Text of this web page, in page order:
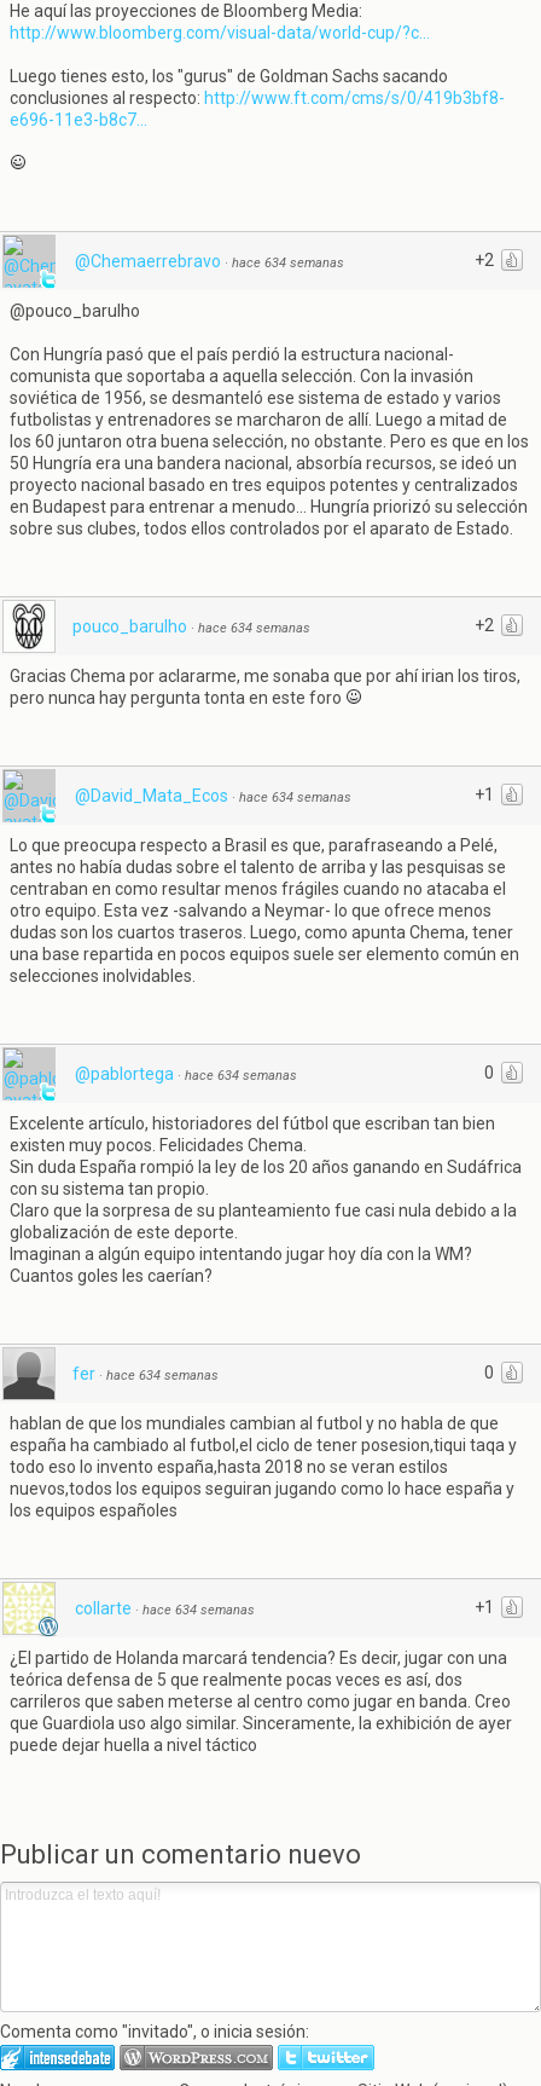
He aquí las proyecciones de Bloomberg Media:
http://www.bloomberg.com/visual-data/world-cup/?c...
Luego tienes esto, los "gurus" de Goldman Sachs sacando
conclusiones al respecto: http://www.ft.com/cms/s/0/419b3bf8-
e696-11e3-b8c7...
+2
@Chemaerrebravo · hace 634 semanas
@pouco_barulho
Con Hungría pasó que el país perdió la estructura nacional-
comunista que soportaba a aquella selección. Con la invasión
soviética de 1956, se desmanteló ese sistema de estado y varios
futbolistas y entrenadores se marcharon de allí. Luego a mitad de
los 60 juntaron otra buena selección, no obstante. Pero es que en los
50 Hungría era una bandera nacional, absorbía recursos, se ideó un
proyecto nacional basado en tres equipos potentes y centralizados
en Budapest para entrenar a menudo... Hungría priorizó su selección
sobre sus clubes, todos ellos controlados por el aparato de Estado.
+2
pouco_barulho · hace 634 semanas
Gracias Chema por aclararme, me sonaba que por ahí irian los tiros,
pero nunca hay pergunta tonta en este foro
+1
@David_Mata_Ecos · hace 634 semanas
Lo que preocupa respecto a Brasil es que, parafraseando a Pelé,
antes no había dudas sobre el talento de arriba y las pesquisas se
centraban en como resultar menos frágiles cuando no atacaba el
otro equipo. Esta vez -salvando a Neymar- lo que ofrece menos
dudas son los cuartos traseros. Luego, como apunta Chema, tener
una base repartida en pocos equipos suele ser elemento común en
selecciones inolvidables.
0
@pablortega · hace 634 semanas
Excelente artículo, historiadores del fútbol que escriban tan bien
existen muy pocos. Felicidades Chema.
Sin duda España rompió la ley de los 20 años ganando en Sudáfrica
con su sistema tan propio.
Claro que la sorpresa de su planteamiento fue casi nula debido a la
globalización de este deporte.
Imaginan a algún equipo intentando jugar hoy día con la WM?
Cuantos goles les caerían?
0
fer · hace 634 semanas
hablan de que los mundiales cambian al futbol y no habla de que
españa ha cambiado al futbol,el ciclo de tener posesion,tiqui taqa y
todo eso lo invento españa,hasta 2018 no se veran estilos
nuevos,todos los equipos seguiran jugando como lo hace españa y
los equipos españoles
+1
collarte · hace 634 semanas
¿El partido de Holanda marcará tendencia? Es decir, jugar con una
teórica defensa de 5 que realmente pocas veces es así, dos
carrileros que saben meterse al centro como jugar en banda. Creo
que Guardiola uso algo similar. Sinceramente, la exhibición de ayer
puede dejar huella a nivel táctico
Publicar un comentario nuevo
Comenta como "invitado", o inicia sesión: